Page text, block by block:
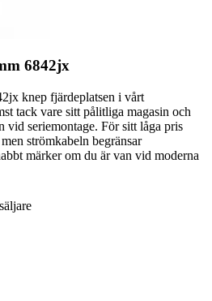
6842jx
knep fjärdeplatsen i vårt
tack vare sitt pålitliga magasin och
vid seriemontage. För sitt låga pris
strömkabeln begränsar
märker om du är van vid moderna